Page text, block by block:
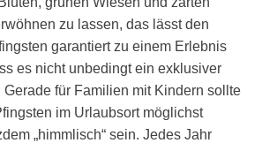
zu lassen, das lässt den
garantiert zu einem Erlebnis
es nicht unbedingt ein exklusiver
Gerade für Familien mit Kindern sollte
im Urlaubsort möglichst
„himmlisch“ sein. Jedes Jahr